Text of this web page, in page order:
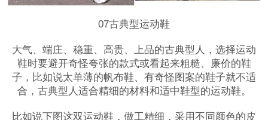
07古典型运动鞋
大气、端庄、稳重、高贵、上品的古典型人，选择运动
鞋时要避开奇怪夸张的款式或看起来粗糙、廉价的鞋
子，比如说太单薄的帆布鞋、有奇怪图案的鞋子就不适
合，古典型人适合精细的材料和适中鞋型的运动鞋。
比如说下图这双运动鞋，做工精细，采用不同颜色的皮